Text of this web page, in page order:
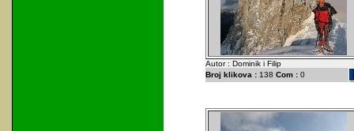
Autor : Dominik i Filip
Broj klikova :138 Com :0